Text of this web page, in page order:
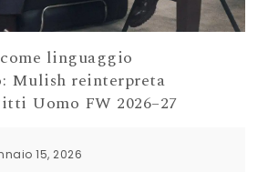
linguaggio
Mulish reinterpreta
Uomo FW 2026–27
15, 2026